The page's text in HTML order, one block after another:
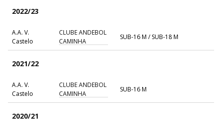
2022/23
A.A. V.
Castelo
CLUBE ANDEBOL
CAMINHA
SUB-16 M / SUB-18 M
2021/22
A.A. V.
Castelo
CLUBE ANDEBOL
CAMINHA
SUB-16 M
2020/21